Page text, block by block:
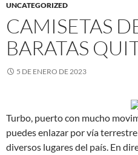
UNCATEGORIZED
CAMISETAS
BARATAS
5 DE ENERO DE 2023
Turbo, puerto con mucho
puedes enlazar por vía
diversos lugares del país. En